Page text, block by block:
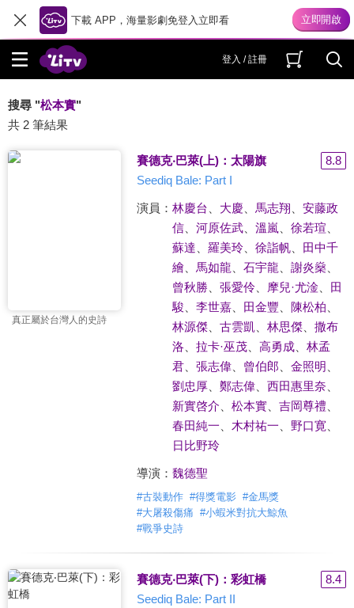
下載 APP，海量影劇免登入立即看
登入 / 註冊
搜尋 "松本實"
共 2 筆結果
真正屬於台灣人的史詩
賽德克‧巴萊(上)：太陽旗
8.8
Seediq Bale: Part I
演員： 林慶台 大慶 馬志翔
安藤政
信、 河原佐武、 溫嵐 徐若瑄
蘇達
羅美玲、 徐詣帆、 田中千
繪、 馬如龍 石宇龍 謝炎燊、
曾秋勝
張愛伶、 摩兒·尤淦
田
駿
李世嘉、 田金豐 陳松柏
林源傑、 古雲凱 林思傑、 撒布
洛、 拉卡·巫茂、 高勇成、 林孟
君、 張志偉、 曾伯郎 金照明
劉忠厚、 鄭志偉、 西田惠里奈
新實啓介
松本實、 吉岡尊禮
春田純一
木村祐一 野口寛
日比野玲
導演： 魏德聖
#古裝動作 #得獎電影 #金馬獎
#大屠殺傷痛 #小蝦米對抗大鯨魚
#戰爭史詩
賽德克‧巴萊(下)：彩虹橋
8.4
Seediq Bale: Part II